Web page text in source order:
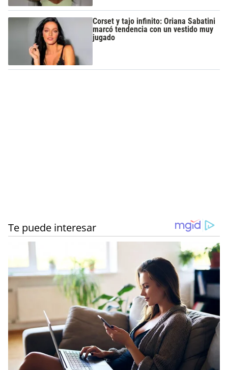
Corset y tajo infinito: Oriana Sabatini
marcó tendencia con un vestido muy
jugado